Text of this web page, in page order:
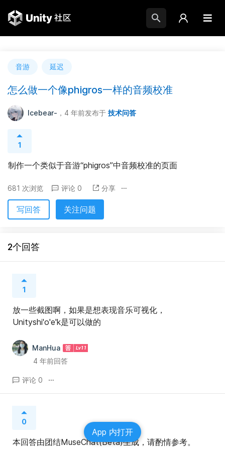
音游 延迟
怎么做一个像phigros一样的音频校准
Icebear- ，4 年前发布于 技术问答
1
制作一个类似于音游“phigros”中音频校准的页面
681 次浏览 评论 0 分享
写回答 关注问题
2个回答
1
放一些截图啊，如果是想表现音乐可视化，
Unityshi'o'e'k是可以做的
ManHua
4 年前回答
评论 0
0
本回答由团结MuseChat(Beta)生成，请酌情参考。
App 内打开